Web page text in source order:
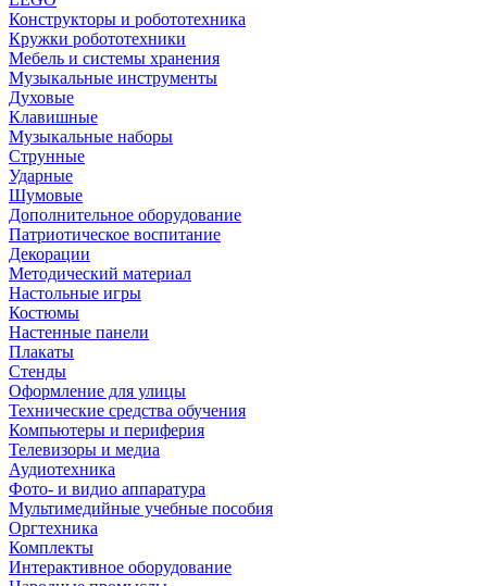
Конструкторы и робототехника
Кружки робототехники
Мебель и системы хранения
Музыкальные инструменты
Духовые
Клавишные
Музыкальные наборы
Струнные
Ударные
Шумовые
Дополнительное оборудование
Патриотическое воспитание
Декорации
Методический материал
Настольные игры
Костюмы
Настенные панели
Плакаты
Стенды
Оформление для улицы
Технические средства обучения
Компьютеры и периферия
Телевизоры и медиа
Аудиотехника
Фото- и видио аппаратура
Мультимедийные учебные пособия
Оргтехника
Комплекты
Интерактивное оборудование